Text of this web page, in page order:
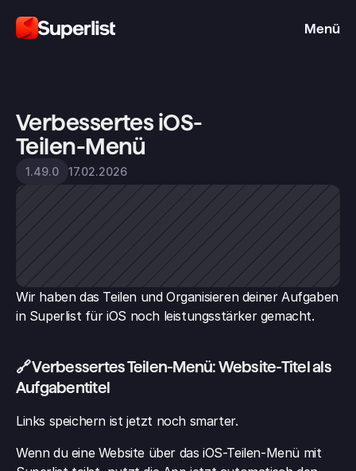
Menü
Verbessertes iOS-
Teilen-Menü
1.49.0 17.02.2026
Wir haben das Teilen und Organisieren deiner Aufgaben
in Superlist für iOS noch leistungsstärker gemacht.
🔗 Verbessertes Teilen-Menü: Website-Titel als
Aufgabentitel
Links speichern ist jetzt noch smarter.
Wenn du eine Website über das iOS-Teilen-Menü mit